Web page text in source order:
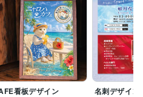
看板デザイン 名刺デザイン